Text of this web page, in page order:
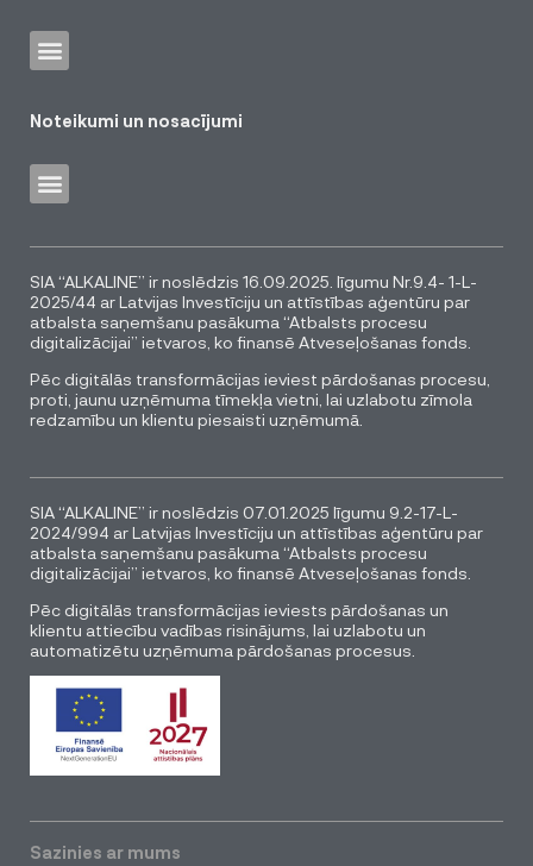
Noteikumi un nosacījumi
SIA “ALKALINE” ir noslēdzis 16.09.2025. līgumu Nr.9.4- 1-L-
2025/44 ar Latvijas Investīciju un attīstības aģentūru par
atbalsta saņemšanu pasākuma “Atbalsts procesu
digitalizācijai” ietvaros, ko finansē Atveseļošanas fonds.
Pēc digitālās transformācijas ieviest pārdošanas procesu,
proti, jaunu uzņēmuma tīmekļa vietni, lai uzlabotu zīmola
redzamību un klientu piesaisti uzņēmumā.
SIA “ALKALINE” ir noslēdzis 07.01.2025 līgumu 9.2-17-L-
2024/994 ar Latvijas Investīciju un attīstības aģentūru par
atbalsta saņemšanu pasākuma “Atbalsts procesu
digitalizācijai” ietvaros, ko finansē Atveseļošanas fonds.
Pēc digitālās transformācijas ieviests pārdošanas un
klientu attiecību vadības risinājums, lai uzlabotu un
automatizētu uzņēmuma pārdošanas procesus.
Sazinies ar mums